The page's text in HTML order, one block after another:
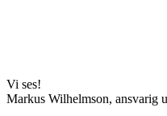
Vi ses!
Markus Wilhelmson, ansvarig